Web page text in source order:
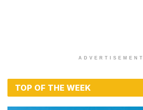
ADVERTISEMENT
TOP OF THE WEEK